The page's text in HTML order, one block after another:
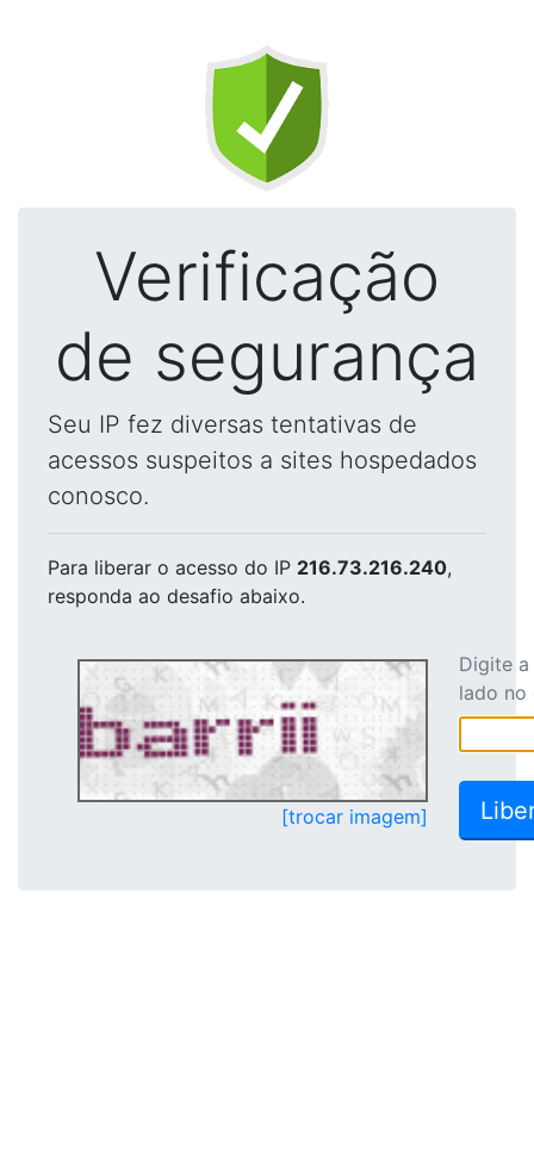
Verificação
de segurança
Seu IP fez diversas tentativas de
acessos suspeitos a sites hospedados
conosco.
Para liberar o acesso do IP 216.73.216.240,
responda ao desafio abaixo.
[trocar imagem]
Digite
lado no